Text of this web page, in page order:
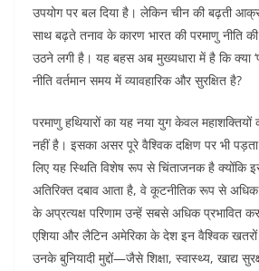
उपयोग पर बल दिया है। लेकिन चीन की बढ़ती
साथ बढ़ते तनाव के कारण भारत की परमाणु नीति की
उठने लगी है। यह बहस अब मुख्यधारा में है कि क्या
नीति वर्तमान समय में व्यावहारिक और सुरक्षित है?
परमाणु हथियारों का यह नया युग केवल
नहीं है। इसका असर पूरे वैश्विक दक्षिण पर भी
लिए यह स्थिति विशेष रूप से चिंताजनक है क्योंकि
अतिरिक्त दबाव आता है, वे कूटनीतिक रूप से
के अप्रत्यक्ष परिणाम उन्हें सबसे अधिक प्रभावित
एशिया और लैटिन अमेरिका के देश इन वैश्विक
उनके बुनियादी मुद्दों—जैसे शिक्षा, स्वास्थ्य, खाद्य